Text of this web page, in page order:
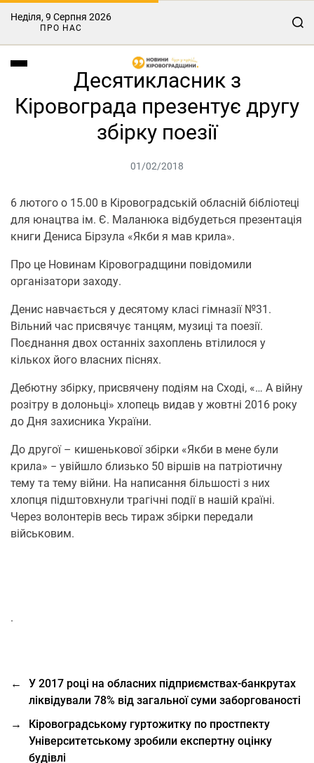
Неділя, 9 Серпня 2026
ПРО НАС
Десятикласник з
Кіровограда презентує другу
збірку поезії
01/02/2018
6 лютого о 15.00 в Кіровоградській обласній бібліотеці
для юнацтва ім. Є. Маланюка відбудеться презентація
книги Дениса Бірзула «Якби я мав крила».
Про це Новинам Кіровоградщини повідомили
організатори заходу.
Денис навчається у десятому класі гімназії №31.
Вільний час присвячує танцям, музиці та поезії.
Поєднання двох останніх захоплень втілилося у
кількох його власних піснях.
Дебютну збірку, присвячену подіям на Сході, «… А війну
розітру в долоньці» хлопець видав у жовтні 2016 року
до Дня захисника України.
До другої – кишенькової збірки «Якби в мене були
крила» − увійшло близько 50 віршів на патріотичну
тему та тему війни. На написання більшості з них
хлопця підштовхнули трагічні події в нашій країні.
Через волонтерів весь тираж збірки передали
військовим.
.
←
У 2017 році на обласних підприємствах-банкрутах
ліквідували 78% від загальної суми заборгованості
→
Кіровоградському гуртожитку по простпекту
Університетському зробили експертну оцінку
будівлі